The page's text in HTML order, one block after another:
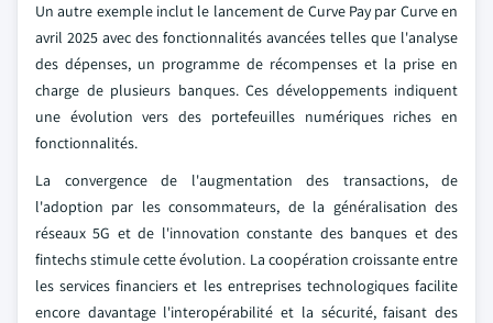
Un autre exemple inclut le lancement de Curve Pay par Curve en
avril 2025 avec des fonctionnalités avancées telles que l'analyse
des dépenses, un programme de récompenses et la prise en
charge de plusieurs banques. Ces développements indiquent
une évolution vers des portefeuilles numériques riches en
fonctionnalités.
La convergence de l'augmentation des transactions, de
l'adoption par les consommateurs, de la généralisation des
réseaux 5G et de l'innovation constante des banques et des
fintechs stimule cette évolution. La coopération croissante entre
les services financiers et les entreprises technologiques facilite
encore davantage l'interopérabilité et la sécurité, faisant des